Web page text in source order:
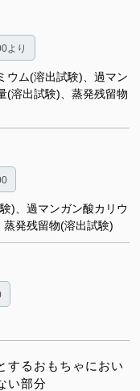
より
ウム(溶出試験)、過マン
(溶出試験)、蒸発残留物
)、過マンガン酸カリウ
発残留物(溶出試験)
するおもちゃにおい
い部分